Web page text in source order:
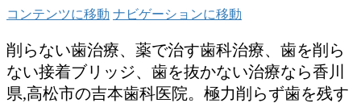
コンテンツに移動 ナビゲーションに移動
削らない歯治療、薬で治す歯科治療、歯を削ら
ない接着ブリッジ、歯を抜かない治療なら香川
県,高松市の吉本歯科医院。極力削らず歯を残す